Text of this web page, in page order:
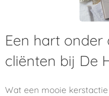
Een hart
cliënten bij De
Wat een mooie